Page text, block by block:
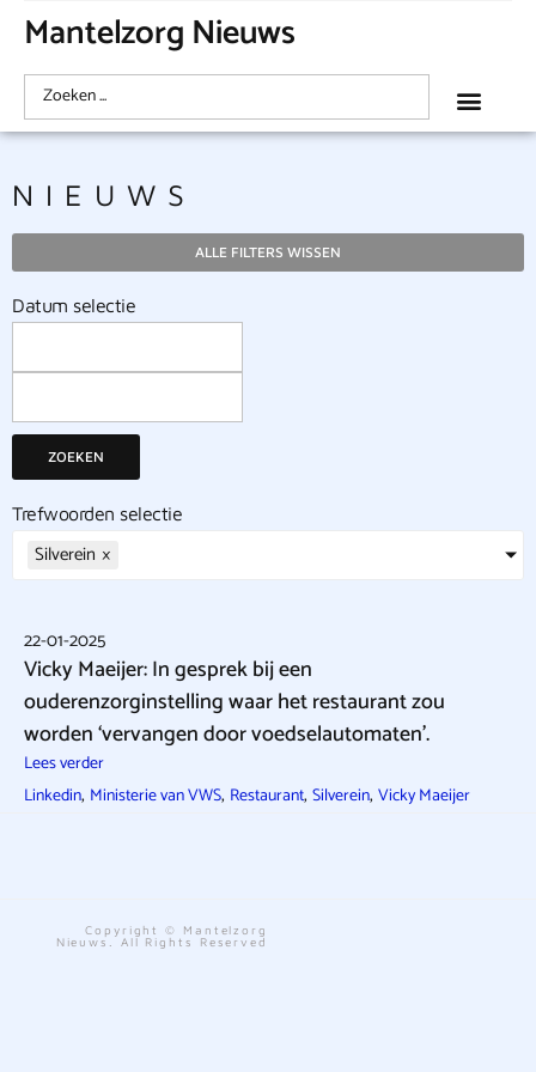
Mantelzorg Nieuws
NIEUWS
ALLE FILTERS WISSEN
Datum selectie
ZOEKEN
Trefwoorden selectie
Silverein ×
22-01-2025
Vicky Maeijer: In gesprek bij een
ouderenzorginstelling waar het restaurant zou
worden ‘vervangen door voedselautomaten’.
Lees verder
Linkedin, Ministerie van VWS, Restaurant, Silverein, Vicky Maeijer
Copyright © Mantelzorg
Nieuws. All Rights Reserved